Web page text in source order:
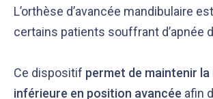
L’orthèse d’avancée mandibulaire
certains patients souffrant d’apnée
Ce dispositif permet de maintenir
inférieure en position avancée afin